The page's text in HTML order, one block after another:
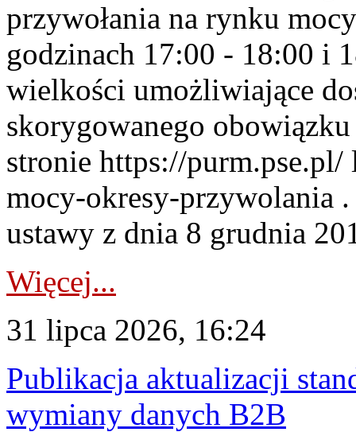
przywołania na rynku
godzinach 17:00 - 18:00 i
wielkości umożliwiające
skorygowanego
stronie https://
mocy-okresy-przywolania
ustawy z dnia 8 grudnia
Więcej...
31 lipca 2026, 16:24
Publikacja aktualizacji
wymiany danych B2B